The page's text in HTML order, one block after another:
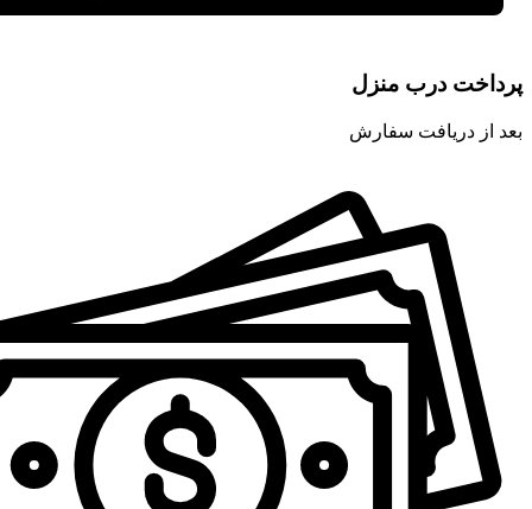
پرداخت درب منزل
بعد از دریافت سفارش